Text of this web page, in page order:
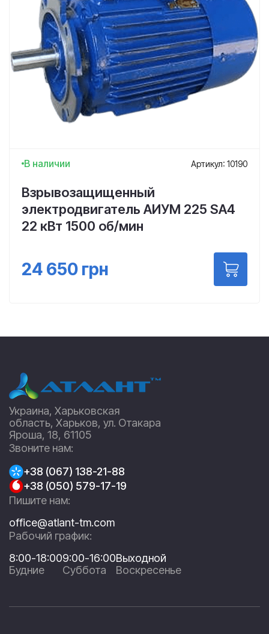
В наличии Артикул: 10190
Взрывозащищенный
электродвигатель АИУМ 225 SA4
22 кВт 1500 об/мин
24 650 грн
Украина, Харьковская
область, Харьков, ул. Отакара
Яроша, 18, 61105
Звоните нам:
+38 (067) 138-21-88
+38 (050) 579-17-19
Пишите нам:
office@atlant-tm.com
Рабочий график:
8:00-18:00
Будние
9:00-16:00
Суббота
Выходной
Воскресенье